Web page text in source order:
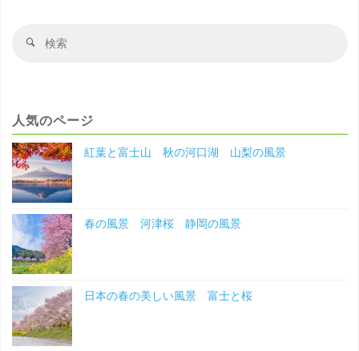
賀
の
景"
検
人気のページ
紅葉と富士山 秋の河口湖 山梨の風景
春の風景 河津桜 静岡の風景
日本の春の美しい風景 富士と桜